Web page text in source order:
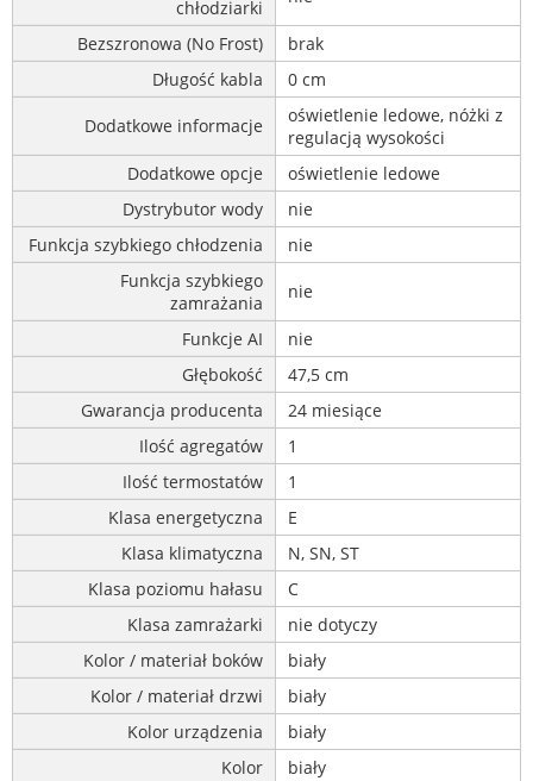
chłodziarki
Bezszronowa (No Frost)
brak
Długość kabla
0 cm
Dodatkowe informacje
oświetlenie ledowe, nóżki z
regulacją wysokości
Dodatkowe opcje
oświetlenie ledowe
Dystrybutor wody
nie
Funkcja szybkiego chłodzenia
nie
Funkcja szybkiego
zamrażania
nie
Funkcje AI
nie
Głębokość
47,5 cm
Gwarancja producenta
24 miesiące
Ilość agregatów
1
Ilość termostatów
1
Klasa energetyczna
E
Klasa klimatyczna
N, SN, ST
Klasa poziomu hałasu
C
Klasa zamrażarki
nie dotyczy
Kolor / materiał boków
biały
Kolor / materiał drzwi
biały
Kolor urządzenia
biały
Kolor
biały